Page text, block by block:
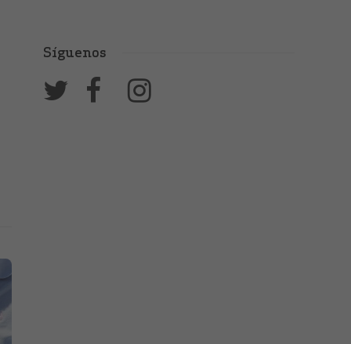
Síguenos